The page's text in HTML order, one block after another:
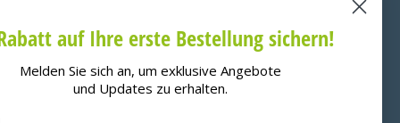
Neuigkeiten.
Eine Abmeldung ist
jederzeit kostenlos
auf Ihre erste Bestellung sichern!
Melden Sie sich an, um exklusive Angebote
und Updates zu erhalten.